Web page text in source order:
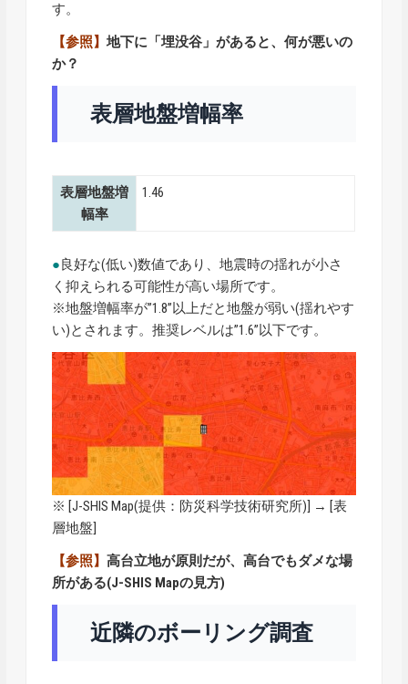
す。
【参照】地下に「埋没谷」があると、何が悪いの
か？
表層地盤増幅率
表層地盤増
幅率
1.46
●良好な(低い)数値であり、地震時の揺れが小さ
く抑えられる可能性が高い場所です。
※地盤増幅率が”1.8”以上だと地盤が弱い(揺れやす
い)とされます。推奨レベルは”1.6”以下です。
※ [J-SHIS Map(提供：防災科学技術研究所)] → [表
層地盤]
【参照】高台立地が原則だが、高台でもダメな場
所がある(J-SHIS Mapの見方)
近隣のボーリング調査